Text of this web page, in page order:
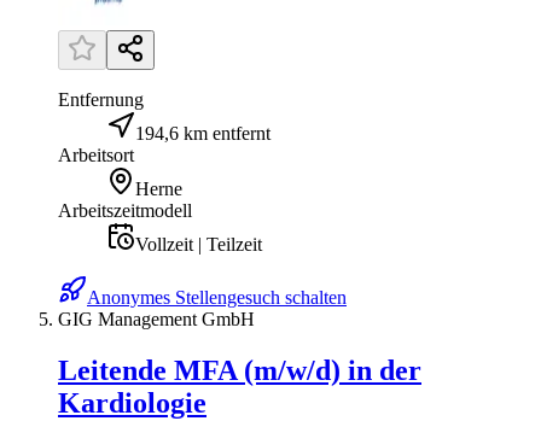
Entfernung
194,6 km entfernt
Arbeitsort
Herne
Arbeitszeitmodell
Vollzeit | Teilzeit
Anonymes Stellengesuch schalten
GIG Management GmbH
Leitende MFA (m/w/d) in der
Kardiologie